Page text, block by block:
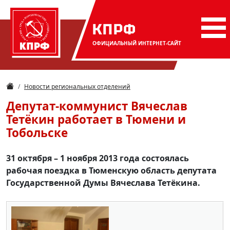
КПРФ
ОФИЦИАЛЬНЫЙ ИНТЕРНЕТ-САЙТ
Новости региональных отделений
Депутат-коммунист Вячеслав
Тетёкин работает в Тюмени и
Тобольске
31 октября – 1 ноября 2013 года состоялась
рабочая поездка в Тюменскую область депутата
Государственной Думы Вячеслава Тетёкина.